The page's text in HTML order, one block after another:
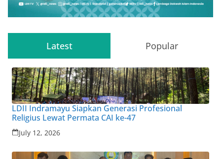
Latest Popular
LDII Indramayu Siapkan Generasi Profesional
Religius Lewat Permata CAI ke-47
July 12, 2026